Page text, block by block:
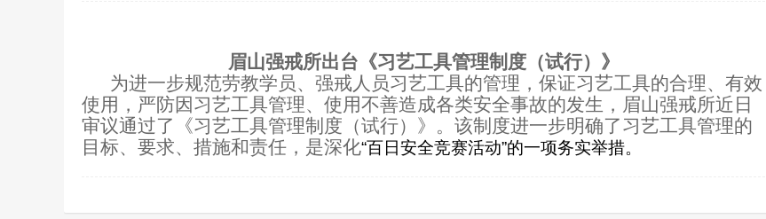
眉山强戒所出台《习艺工具管理制度（试行）》
为进一步规范劳教学员、强戒人员习艺工具的管理，保证习艺工具的合理、有效
使用，严防因习艺工具管理、使用不善造成各类安全事故的发生，眉山强戒所近日
审议通过了《习艺工具管理制度（试行）》。该制度进一步明确了习艺工具管理的
目标、要求、措施和责任，是深化“百日安全竞赛活动”的一项务实举措。